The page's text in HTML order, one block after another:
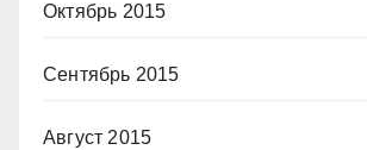
Октябрь 2015
Сентябрь 2015
Август 2015